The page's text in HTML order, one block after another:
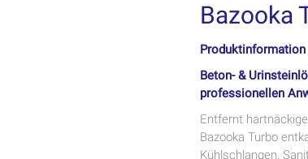
Bazooka
Produktinformation
Beton- &
professionellen
Entfernt
Bazooka Turbo
Kühlschlangen,